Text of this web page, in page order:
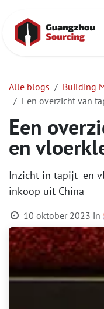
Alle blogs
Building
Een overzicht van
Een
en
Inzicht in tapijt- en
inkoop uit China
10 oktober 2023 in